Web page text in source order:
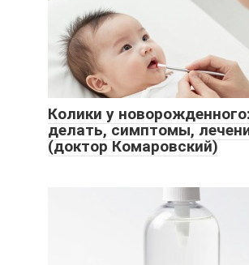
Колики у
делать, симптомы,
(доктор Комаровский)